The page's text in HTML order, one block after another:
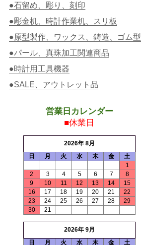
●石留め、彫り、刻印
●彫金机、時計作業机、スリ板
●原型製作、ワックス、鋳造、ゴム型
●パール、真珠加工関連商品
●時計用工具機器
●SALE、アウトレット品
営業日カレンダー
■休業日
2026年 8月
日
月 火 水 木 金
土
1
2
3 4 5 6 7
8
9
10 11 12 13 14
15
16
17 18 19 20 21
22
23
24 25 26 27 28
29
30
21
2026年 9月
日
月 火 水 木 金
土